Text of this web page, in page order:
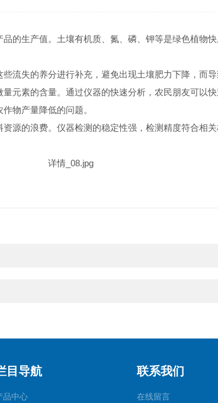
的生产值。土壤有机质、氮、磷、钾等是绿色植物
流失的养分进行补充，避免出现土壤肥力下降，而导
元素的含量。通过仪器的快速分析，农民朋友可以
物产量降低的问题。
源的浪费。仪器检测的稳定性强，检测精度符合相
目导航
品中心
联系我们
在线留言